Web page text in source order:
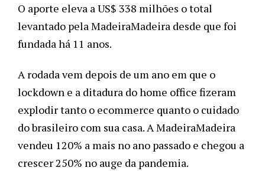
O aporte eleva a US$ 338 milhões o total
levantado pela MadeiraMadeira desde que foi
fundada há 11 anos.
A rodada vem depois de um ano em que o
lockdown e a ditadura do home office fizeram
explodir tanto o ecommerce quanto o cuidado
do brasileiro com sua casa. A MadeiraMadeira
vendeu 120% a mais no ano passado e chegou a
crescer 250% no auge da pandemia.